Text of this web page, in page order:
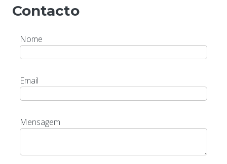
Contacto
Nome
Email
Mensagem